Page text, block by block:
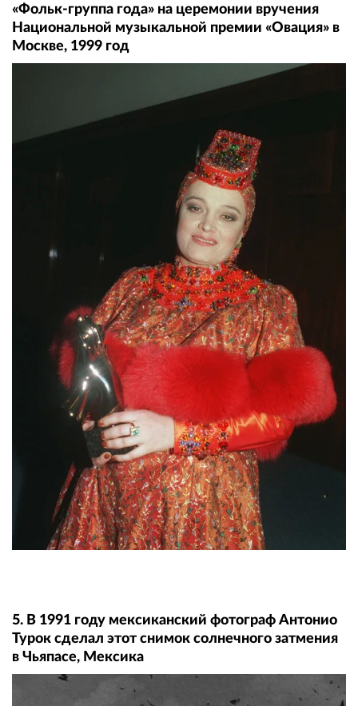
«Фольк-группа года» на церемонии вручения
Национальной музыкальной премии «Овация» в
Москве, 1999 год
5. В 1991 году мексиканский фотограф Антонио
Турок сделал этот снимок солнечного затмения
в Чьяпасе, Мексика